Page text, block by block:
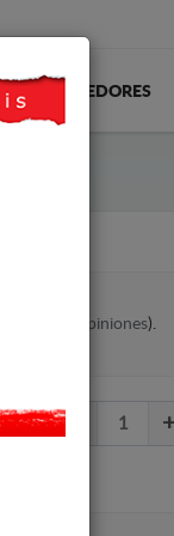
REVENDEDORES
GOLF 3
Ver opiniones).